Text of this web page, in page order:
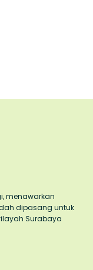
menawarkan
dipasang untuk
Surabaya